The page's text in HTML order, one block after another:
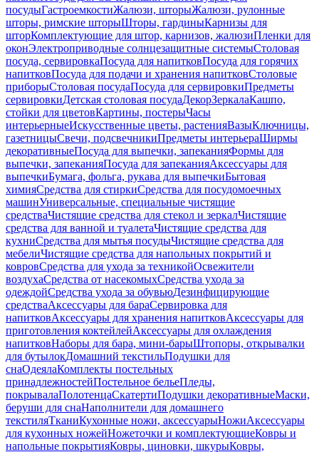
посудыГастроемкостиЖалюзи, шторыЖалюзи, рулонные
шторы, римские шторыШторы, гардиныКарнизы для
шторКомплектующие для штор, карнизов, жалюзиПленки для
оконЭлектроприводные солнцезащитные системыСтоловая
посуда, сервировкаПосуда для напитковПосуда для горячих
напитковПосуда для подачи и хранения напитковСтоловые
приборыСтоловая посудаПосуда для сервировкиПредметы
сервировкиДетская столовая посудаДекорЗеркалаКашпо,
стойки для цветовКартины, постерыЧасы
интерьерныеИскусственные цветы, растенияВазыКлючницы,
газетницыСвечи, подсвечникиПредметы интерьераШирмы
декоративныеПосуда для выпечки, запеканияФормы для
выпечки, запеканияПосуда для запеканияАксессуары для
выпечкиБумага, фольга, рукава для выпечкиБытовая
химияСредства для стиркиСредства для посудомоечных
машинУниверсальные, специальные чистящие
средстваЧистящие средства для стекол и зеркалЧистящие
средства для ванной и туалетаЧистящие средства для
кухниСредства для мытья посудыЧистящие средства для
мебелиЧистящие средства для напольных покрытий и
ковровСредства для ухода за техникойОсвежители
воздухаСредства от насекомыхСредства ухода за
одеждойСредства ухода за обувьюДезинфицирующие
средстваАксессуары для бараСервировка для
напитковАксессуары для хранения напитковАксессуары для
приготовления коктейлейАксессуары для охлаждения
напитковНаборы для бара, мини-барыШтопоры, открывалки
для бутылокДомашний текстильПодушки для
снаОдеялаКомплекты постельных
принадлежностейПостельное бельеПледы,
покрывалаПолотенцаСкатертиПодушки декоративныеМаски,
беруши для снаНаполнители для домашнего
текстиляТканиКухонные ножи, аксессуарыНожиАксессуары
для кухонных ножейНожеточки и комплектующиеКовры и
напольные покрытияКовры, циновки, шкурыКовры,